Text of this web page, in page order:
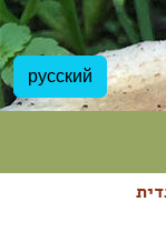
русский